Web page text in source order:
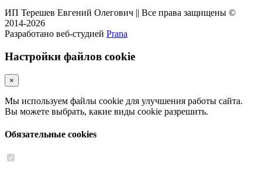
ИП Терешев Евгений Олегович || Все права защищены ©
2014-2026
Разработано веб-студией Prana
Настройки файлов cookie
×
Мы используем файлы cookie для улучшения работы сайта.
Вы можете выбрать, какие виды cookie разрешить.
Обязательные cookies